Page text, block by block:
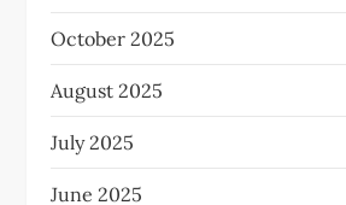
October 2025
August 2025
July 2025
June 2025